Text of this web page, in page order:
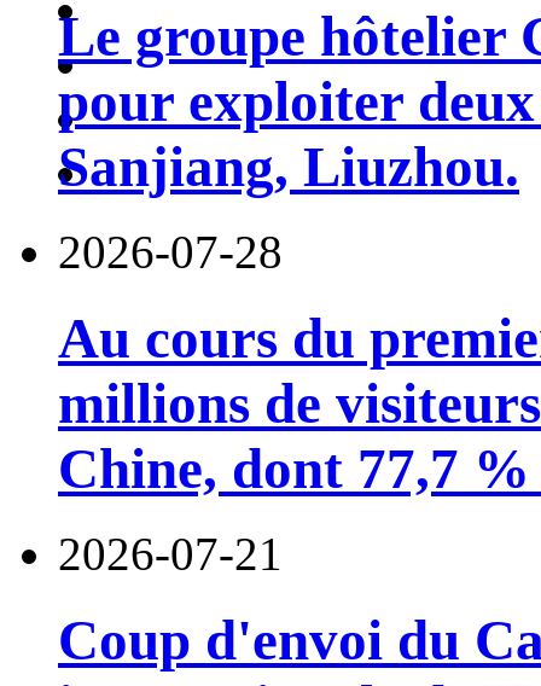
Le groupe hôtelier
pour exploiter
Sanjiang, Liuzhou.
2026-07-28
Au cours du
millions de
Chine, dont 77,7 %
2026-07-21
Coup d'envoi du